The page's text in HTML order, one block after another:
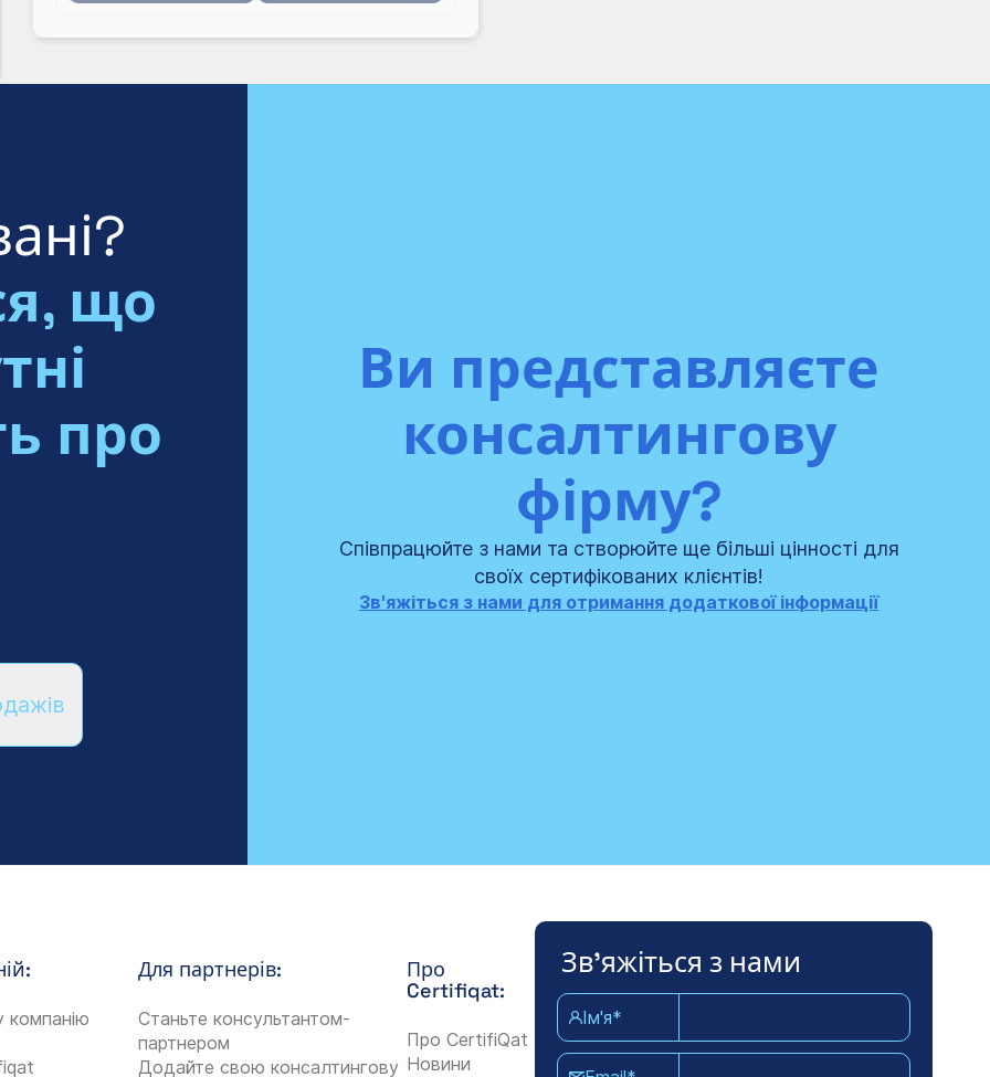
що
про
Ви представляєте
консалтингову
фірму?
Співпрацюйте з нами та створюйте ще більші цінності для
своїх сертифікованих клієнтів!
Зв'яжіться з нами для отримання додаткової інформації
компанію
Для партнерів:
Станьте консультантом-
партнером
Додайте свою консалтингову
Про
Certifiqat:
Про CertifiQat
Новини
Зв'яжіться з нами
Ім'я*